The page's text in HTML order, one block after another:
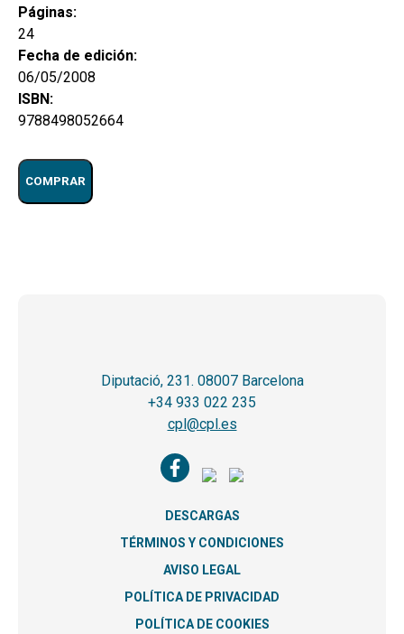
Páginas:
24
Fecha de edición:
06/05/2008
ISBN:
9788498052664
COMPRAR
Diputació, 231. 08007 Barcelona
+34 933 022 235
cpl@cpl.es
DESCARGAS
TÉRMINOS Y CONDICIONES
AVISO LEGAL
POLÍTICA DE PRIVACIDAD
POLÍTICA DE COOKIES